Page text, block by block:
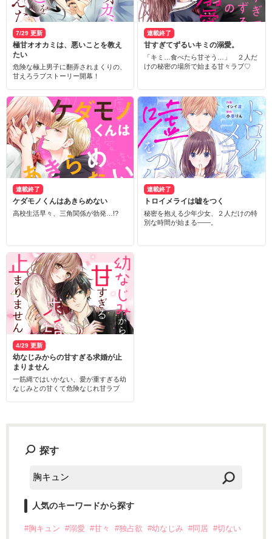
7/29 更新
極甘オオカミは、悪いことを教え
たい
危険な極上男子に翻弄されまくりの、
甘えろラブストーリー開幕！
連載終了
甘すぎてずるいキミの溺愛。
「キミ…食べたら甘そう…」 ２人だ
けの秘密の場所で始まる甘々ラブ♡
連載終了
ケダモノくんはあきらめない
高校生活早々、三角関係が勃発…!?
連載終了
トロイメライは嘘をつく
秘密を抱える少年少女、２人だけの特
別な時間が始まる――。
4/29 更新
幼なじみからの甘すぎる求婚が止
まりません
一筋縄ではいかない、愛が重すぎる幼
なじみとの甘くて危険なじれ甘ラブ
探す
人気のキーワードから探す
#胸キュン #溺愛 #甘々 #独占欲 #幼なじみ #同居 #切ない